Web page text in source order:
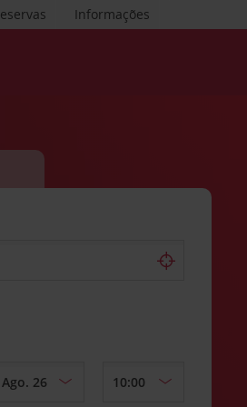
Informações